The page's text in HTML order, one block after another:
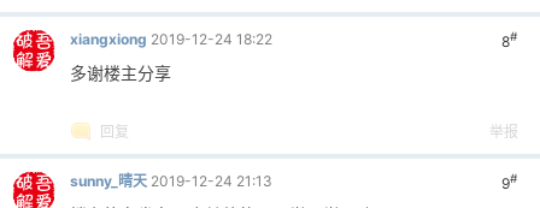
8#
xiangxiong 2019-12-24 18:22
多谢楼主分享
回复 举报
9#
sunny_晴天 2019-12-24 21:13